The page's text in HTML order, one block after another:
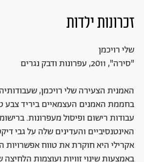
זכרונות ילדות
שלי רויכמן
"סירה", 2011, עפרונות ודבק נגרים
האמנית הצעירה שלי רויכמן,
בחממת האמנים העצמאיים ביריד צבע
עבודות רישום ופיסול מעפרונות.
האינטנסיביים והעדינים שלה על גבי
אקרילי היא חוקרת את טווח אפשרויות
באמצעות שינוי זוויות ועוצמות הלחיצה